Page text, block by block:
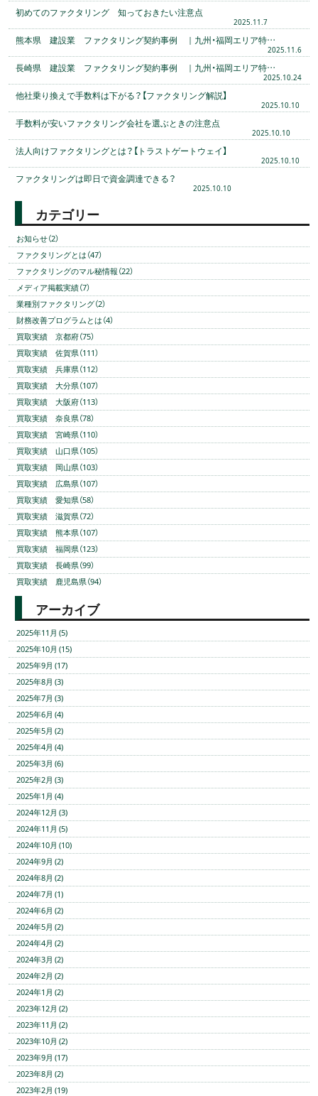
初めてのファクタリング 知っておきたい注意点
2025.11.7
熊本県 建設業 ファクタリング契約事例 ｜九州・福岡エリア特…
2025.11.6
長崎県 建設業 ファクタリング契約事例 ｜九州・福岡エリア特…
2025.10.24
他社乗り換えで手数料は下がる？【ファクタリング解説】
2025.10.10
手数料が安いファクタリング会社を選ぶときの注意点
2025.10.10
法人向けファクタリングとは？【トラストゲートウェイ】
2025.10.10
ファクタリングは即日で資金調達できる？
2025.10.10
カテゴリー
お知らせ（2）
ファクタリングとは（47）
ファクタリングのマル秘情報（22）
メディア掲載実績（7）
業種別ファクタリング（2）
財務改善プログラムとは（4）
買取実績 京都府（75）
買取実績 佐賀県（111）
買取実績 兵庫県（112）
買取実績 大分県（107）
買取実績 大阪府（113）
買取実績 奈良県（78）
買取実績 宮崎県（110）
買取実績 山口県（105）
買取実績 岡山県（103）
買取実績 広島県（107）
買取実績 愛知県（58）
買取実績 滋賀県（72）
買取実績 熊本県（107）
買取実績 福岡県（123）
買取実績 長崎県（99）
買取実績 鹿児島県（94）
アーカイブ
2025年11月 (5)
2025年10月 (15)
2025年9月 (17)
2025年8月 (3)
2025年7月 (3)
2025年6月 (4)
2025年5月 (2)
2025年4月 (4)
2025年3月 (6)
2025年2月 (3)
2025年1月 (4)
2024年12月 (3)
2024年11月 (5)
2024年10月 (10)
2024年9月 (2)
2024年8月 (2)
2024年7月 (1)
2024年6月 (2)
2024年5月 (2)
2024年4月 (2)
2024年3月 (2)
2024年2月 (2)
2024年1月 (2)
2023年12月 (2)
2023年11月 (2)
2023年10月 (2)
2023年9月 (17)
2023年8月 (2)
2023年2月 (19)